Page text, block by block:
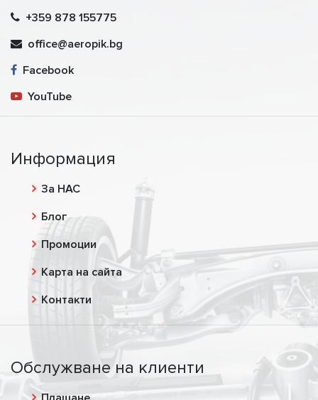
+359 878 155775
office@aeropik.bg
Facebook
YouTube
Информация
За НАС
Блог
Промоции
Карта на сайта
Контакти
Обслужване на клиенти